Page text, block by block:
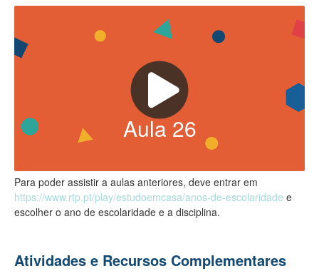
Aula26
Para poder assistir a aulas anteriores, deve entrar em
https://www.rtp.pt/play/estudoemcasa/anos-de-escolaridade e
escolher o ano de escolaridade e a disciplina.
Atividades e Recursos Complementares